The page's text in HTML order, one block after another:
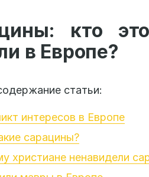
кто
в Европе?
статьи:
интересов в Европе
сарацины?
христиане ненавидели